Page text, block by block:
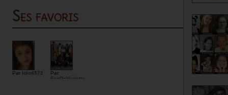
Ses favoris
Par lolo4573
Par
FanDeVioletta